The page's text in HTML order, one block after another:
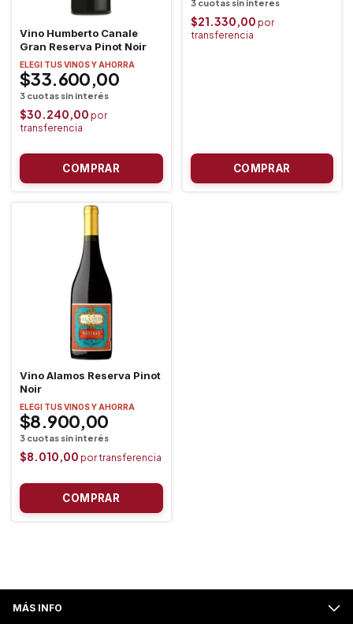
Vino Humberto Canale
Gran Reserva Pinot Noir
ELEGI TUS VINOS Y AHORRA
$33.600,00
$30.240,00
$21.330,00
Vino Alamos Reserva Pinot
Noir
ELEGI TUS VINOS Y AHORRA
$8.900,00
$8.010,00
MÁS INFO